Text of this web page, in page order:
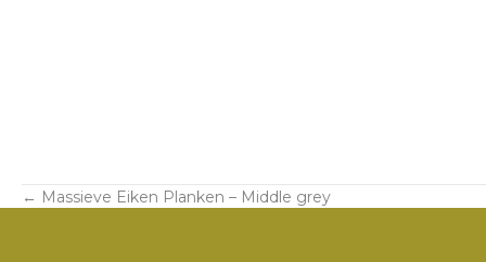
Posts
← Massieve Eiken Planken – Middle grey